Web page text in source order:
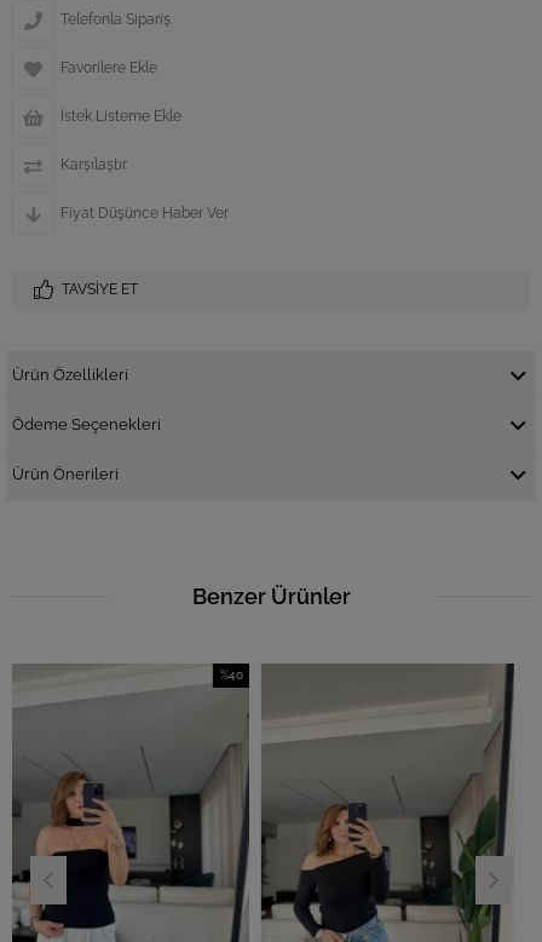
Telefonla Sipariş
Favorilere Ekle
İstek Listeme Ekle
Karşılaştır
Fiyat Düşünce Haber Ver
TAVSIYE ET
Ürün Özellikleri
Ödeme Seçenekleri
Ürün Önerileri
Benzer Ürünler
İndirim